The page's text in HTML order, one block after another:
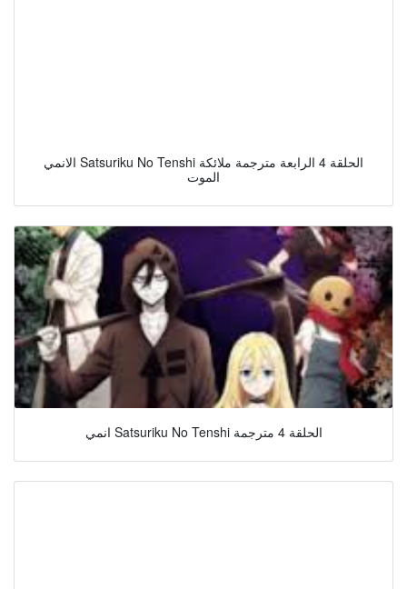
الانمي Satsuriku No Tenshi الحلقة 4 الرابعة مترجمة ملائكة
الموت
انمي Satsuriku No Tenshi الحلقة 4 مترجمة